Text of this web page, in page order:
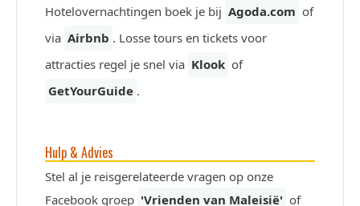
Hotelovernachtingen boek je bij Agoda.com of
via Airbnb . Losse tours en tickets voor
attracties regel je snel via Klook of
GetYourGuide .
Hulp & Advies
Stel al je reisgerelateerde vragen op onze
Facebook groep 'Vrienden van Maleisië' of